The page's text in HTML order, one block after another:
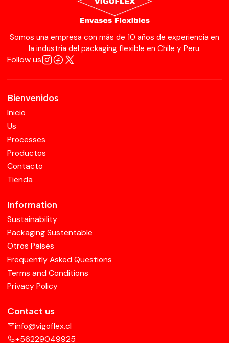
Somos una empresa con más de 10 años de experiencia en
la industria del packaging flexible en Chile y Peru.
Follow us
Bienvenidos
Inicio
Us
Processes
Productos
Contacto
Tienda
Information
Sustainability
Packaging Sustentable
Otros Paises
Frequently Asked Questions
Terms and Conditions
Privacy Policy
Contact us
info@vigoflex.cl
+56229049925